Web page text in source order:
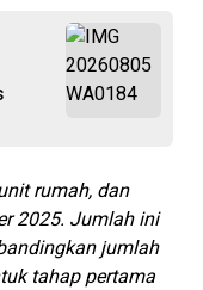
rumah, dan
2025. Jumlah ini
jumlah
tahap pertama